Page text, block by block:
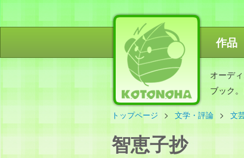
こと
作品
オーデ
ブック
トップページ 文学・評論 文
智恵子抄